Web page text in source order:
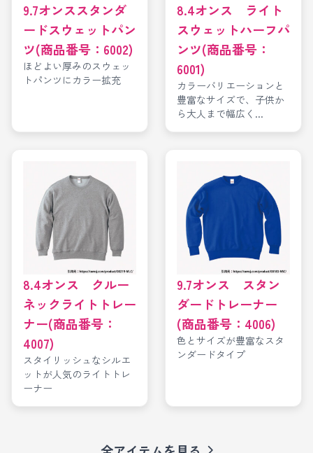
9.7オンススタンダ
ードスウェットパン
ツ(商品番号：6002)
ほどよい厚みのスウェッ
トパンツにカラー拡充
8.4オンス ライト
スウェットハーフパ
ンツ(商品番号：
6001)
カラーバリエーションと
豊富なサイズで、子供か
ら大人まで幅広く...
8.4オンス クルー
ネックライトトレー
ナー(商品番号：
4007)
スタイリッシュなシルエ
ットが人気のライトトレ
ーナー
9.7オンス スタン
ダードトレーナー
(商品番号：4006)
色とサイズが豊富なスタ
ンダードタイプ